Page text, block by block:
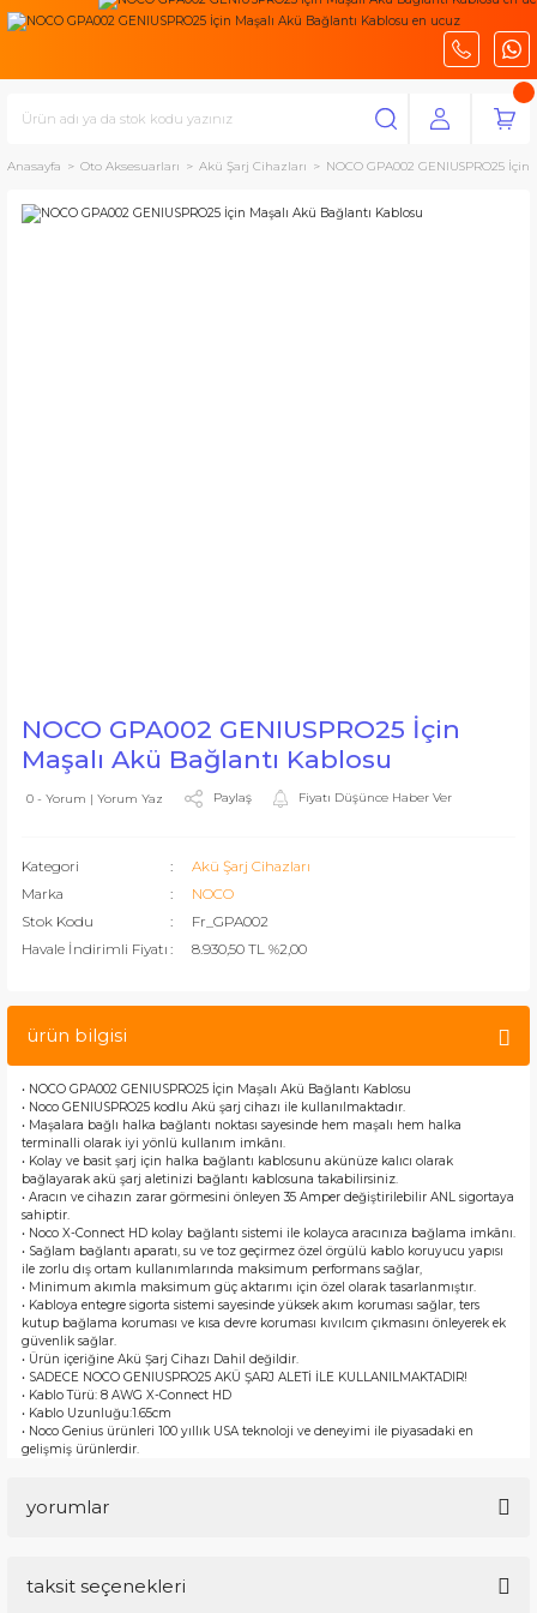
Anasayfa Oto Aksesuarları Akü Şarj Cihazları NOCO GPA002 GENIUSPRO25
NOCO GPA002 GENIUSPRO25 İçin
Maşalı Akü Bağlantı Kablosu
0 - Yorum | Yorum Yaz Paylaş Fiyatı Düşünce Haber Ver
Kategori
Akü Şarj Cihazları
Marka
NOCO
Stok Kodu
Fr_GPA002
Havale İndirimli Fiyatı
8.930,50 TL %2,00
ürün bilgisi
• NOCO GPA002 GENIUSPRO25 İçin Maşalı Akü Bağlantı Kablosu
• Noco GENIUSPRO25 kodlu Akü şarj cihazı ile kullanılmaktadır.
• Maşalara bağlı halka bağlantı noktası sayesinde hem maşalı hem halka
terminalli olarak iyi yönlü kullanım imkânı.
• Kolay ve basit şarj için halka bağlantı kablosunu akünüze kalıcı olarak
bağlayarak akü şarj aletinizi bağlantı kablosuna takabilirsiniz.
• Aracın ve cihazın zarar görmesini önleyen 35 Amper değiştirilebilir ANL sigortaya
sahiptir.
• Noco X-Connect HD kolay bağlantı sistemi ile kolayca aracınıza bağlama imkânı.
• Sağlam bağlantı aparatı, su ve toz geçirmez özel örgülü kablo koruyucu yapısı
ile zorlu dış ortam kullanımlarında maksimum performans sağlar,
• Minimum akımla maksimum güç aktarımı için özel olarak tasarlanmıştır.
• Kabloya entegre sigorta sistemi sayesinde yüksek akım koruması sağlar, ters
kutup bağlama koruması ve kısa devre koruması kıvılcım çıkmasını önleyerek ek
güvenlik sağlar.
• Ürün içeriğine Akü Şarj Cihazı Dahil değildir.
• SADECE NOCO GENIUSPRO25 AKÜ ŞARJ ALETİ İLE KULLANILMAKTADIR!
• Kablo Türü: 8 AWG X-Connect HD
• Kablo Uzunluğu:1.65cm
• Noco Genius ürünleri 100 yıllık USA teknoloji ve deneyimi ile piyasadaki en
gelişmiş ürünlerdir.
yorumlar
taksit seçenekleri